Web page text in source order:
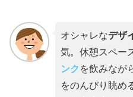
オシャレなデザ
気。休憩スペー
ンク を飲みなが
をのんびり眺め